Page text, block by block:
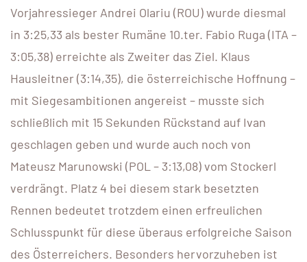
Vorjahressieger Andrei Olariu (ROU) wurde diesmal
in 3:25,33 als bester Rumäne 10.ter. Fabio Ruga (ITA –
3:05,38) erreichte als Zweiter das Ziel. Klaus
Hausleitner (3:14,35), die österreichische Hoffnung –
mit Siegesambitionen angereist – musste sich
schließlich mit 15 Sekunden Rückstand auf Ivan
geschlagen geben und wurde auch noch von
Mateusz Marunowski (POL – 3:13,08) vom Stockerl
verdrängt. Platz 4 bei diesem stark besetzten
Rennen bedeutet trotzdem einen erfreulichen
Schlusspunkt für diese überaus erfolgreiche Saison
des Österreichers. Besonders hervorzuheben ist